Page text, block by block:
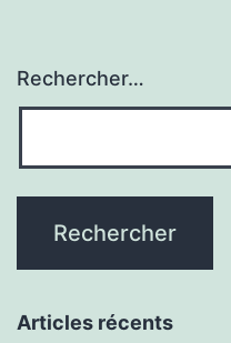
Rechercher…
Articles récents